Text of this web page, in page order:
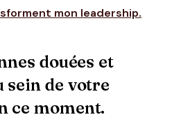
mon leadership.
douées et
sein de votre
ce moment.